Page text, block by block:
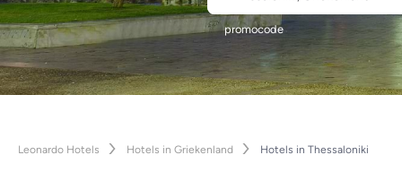
promocode
Leonardo Hotels Hotels in Griekenland Hotels in Thessaloniki